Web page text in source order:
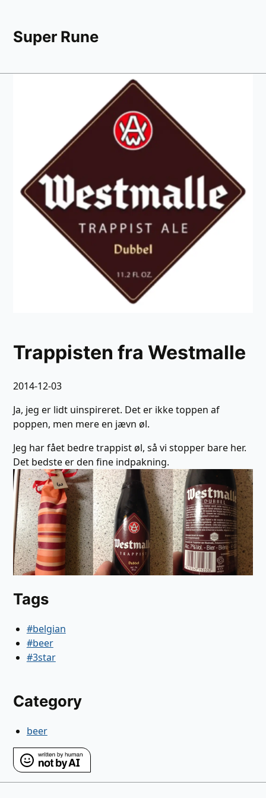
Super Rune
Trappisten fra Westmalle
2014-12-03
Ja, jeg er lidt uinspireret. Det er ikke toppen af
poppen, men mere en jævn øl.
Jeg har fået bedre trappist øl, så vi stopper bare her.
Det bedste er den fine indpakning.
Tags
#belgian
#beer
#3star
Category
beer